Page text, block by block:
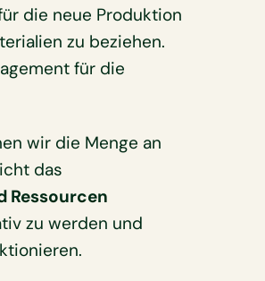
die neue Produktion
zu beziehen.
für die
wir die Menge an
das
Ressourcen
zu werden und